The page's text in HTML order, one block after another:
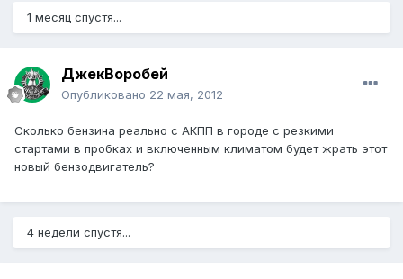
1 месяц спустя...
ДжекВоробей
Опубликовано 22 мая, 2012
Сколько бензина реально с АКПП в городе с резкими
стартами в пробках и включенным климатом будет жрать этот
новый бензодвигатель?
4 недели спустя...